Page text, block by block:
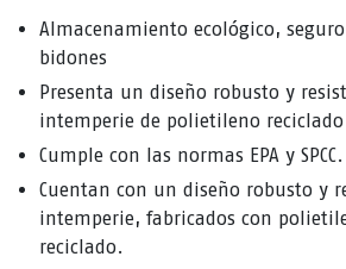
Almacenamiento ecológico,
bidones
Presenta un diseño robusto y
intemperie de polietileno
Cumple con las normas EPA y SPCC.
Cuentan con un diseño robusto y
intemperie, fabricados con
reciclado.